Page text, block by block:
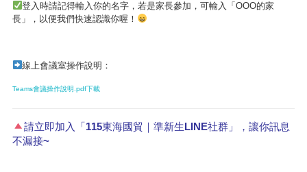
登入時請記得輸入你的名字，若是家長參加，可輸入「OOO的家
長」，以便我們快速認識你喔！
線上會議室操作說明：
Teams會議操作說明.pdf下載
請立即加入「115東海國貿｜準新生LINE社群」，讓你訊息
不漏接~